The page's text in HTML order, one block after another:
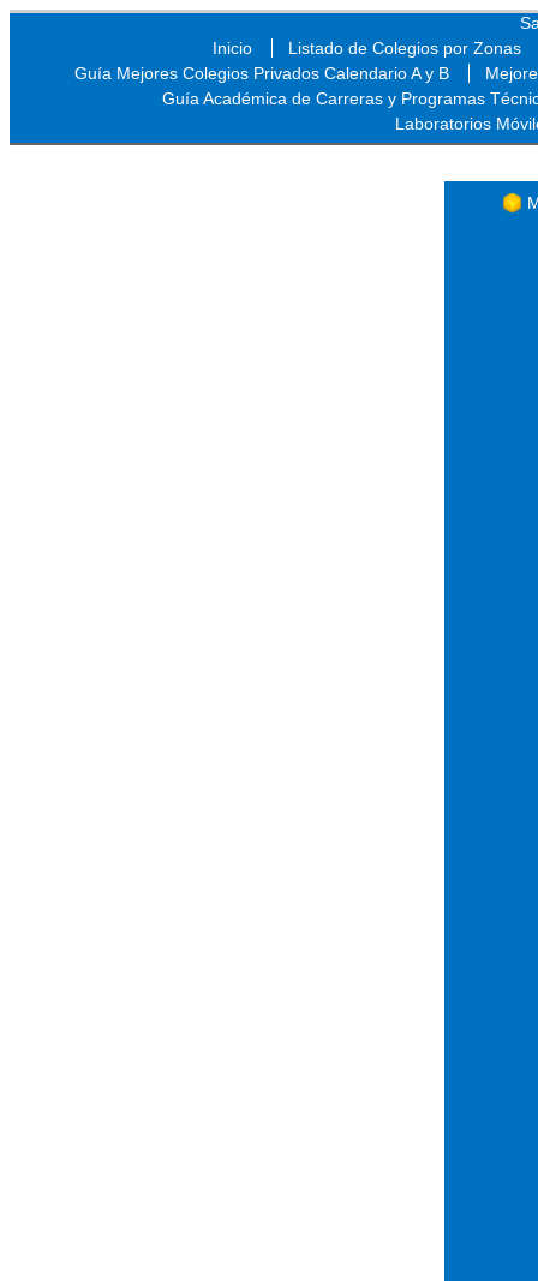
Inicio
Listado de Colegios por Zonas
Guía Mejores Colegios Privados Calendario A y B
Guía Académica de Carreras y Programas
Laboratorios